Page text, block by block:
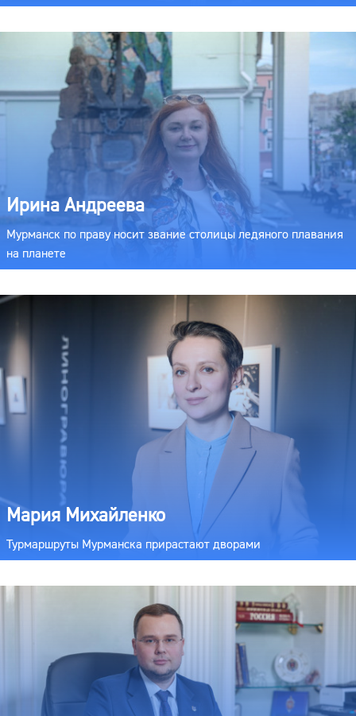
Ирина Андреева
Мурманск по праву носит звание столицы ледяного плавания
на планете
Мария Михайленко
Турмаршруты Мурманска прирастают дворами